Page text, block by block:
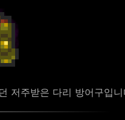
저주받은 다리 방어구입